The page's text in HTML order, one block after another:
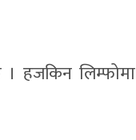
हजकिन लिम्फोमा